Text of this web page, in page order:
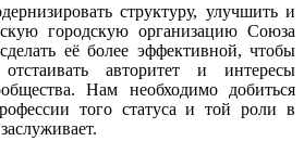
структуру, улучшить и
городскую организацию Союза
её более эффективной, чтобы
авторитет и интересы
Нам необходимо добиться
того статуса и той роли в